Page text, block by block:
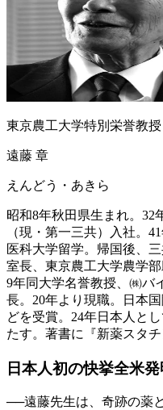
東京農工大学特別栄誉教授
遠藤 章
えんどう・あきら
昭和8年秋田県生まれ。32
（現・第一三共）入社。
医科大学留学。帰国後、
室長、東京農工大学農学
9年同大学名誉教授、㈱バ
長。20年より現職。日本
どを受賞。24年日本人と
たす。著書に『新薬スタ
日本人初の快挙全米発
──遠藤先生は、奇跡の薬